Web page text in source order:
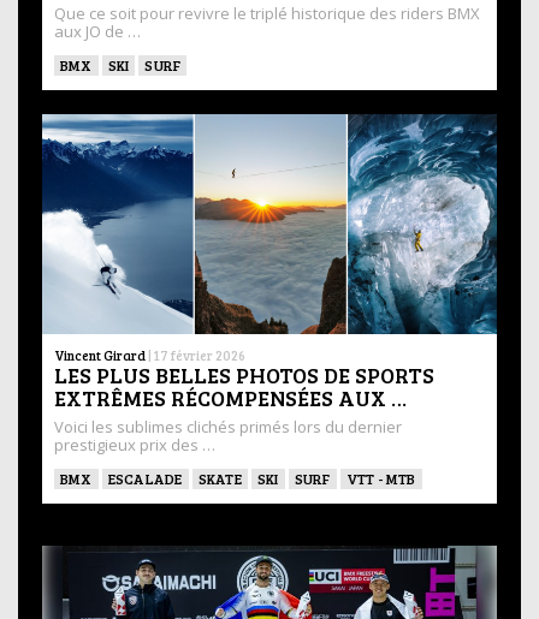
Que ce soit pour revivre le triplé historique des riders BMX
aux JO de …
BMX SKI SURF
Vincent Girard | 17 février 2026
LES PLUS BELLES PHOTOS DE SPORTS
EXTRÊMES RÉCOMPENSÉES AUX …
Voici les sublimes clichés primés lors du dernier
prestigieux prix des …
BMX ESCALADE SKATE SKI SURF VTT - MTB